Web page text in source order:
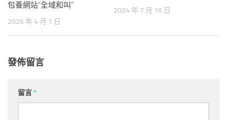
包養網站“全域和叫”
2026 年 4 月 1 日
2024 年 7 月 16 日
發佈留言
留言*